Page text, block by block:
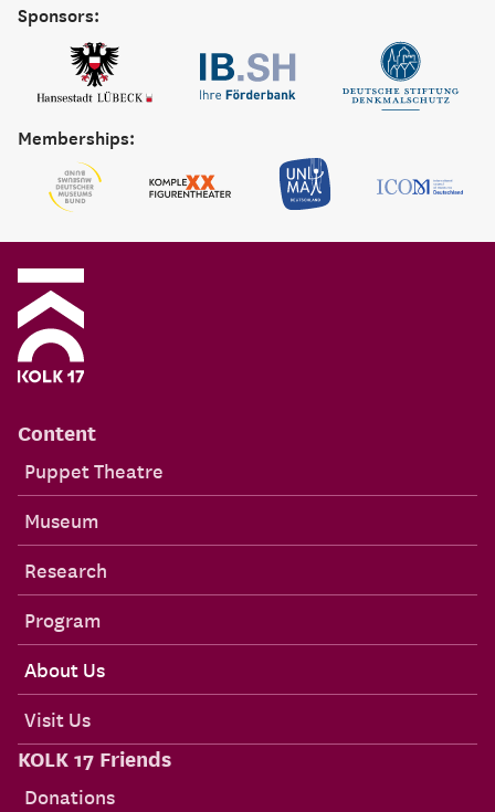
Sponsors:
Memberships:
Content
Puppet Theatre
Museum
Research
Program
About Us
Visit Us
KOLK 17 Friends
Donations